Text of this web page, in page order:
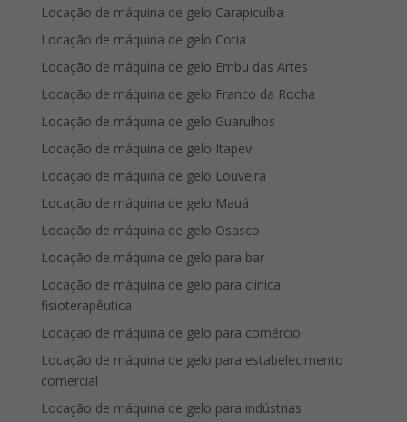
Locação de máquina de gelo Carapicuíba
Locação de máquina de gelo Cotia
Locação de máquina de gelo Embu das Artes
Locação de máquina de gelo Franco da Rocha
Locação de máquina de gelo Guarulhos
Locação de máquina de gelo Itapevi
Locação de máquina de gelo Louveira
Locação de máquina de gelo Mauá
Locação de máquina de gelo Osasco
Locação de máquina de gelo para bar
Locação de máquina de gelo para clínica
fisioterapêutica
Locação de máquina de gelo para comércio
Locação de máquina de gelo para estabelecimento
comercial
Locação de máquina de gelo para indústrias